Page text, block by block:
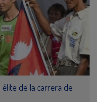
élite de la carrera de